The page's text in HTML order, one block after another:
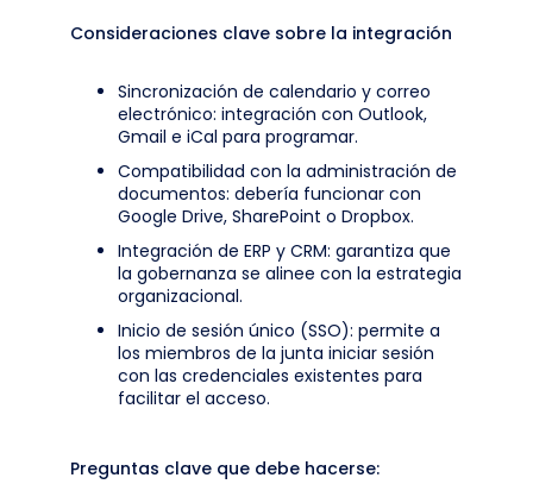
Consideraciones clave sobre la integración
Sincronización de calendario y correo
electrónico: integración con Outlook,
Gmail e iCal para programar.
Compatibilidad con la administración de
documentos: debería funcionar con
Google Drive, SharePoint o Dropbox.
Integración de ERP y CRM: garantiza que
la gobernanza se alinee con la estrategia
organizacional.
Inicio de sesión único (SSO): permite a
los miembros de la junta iniciar sesión
con las credenciales existentes para
facilitar el acceso.
Preguntas clave que debe hacerse: